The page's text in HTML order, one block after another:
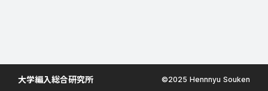
大学編入総合研究所 ©︎2025 Hennnyu Souken